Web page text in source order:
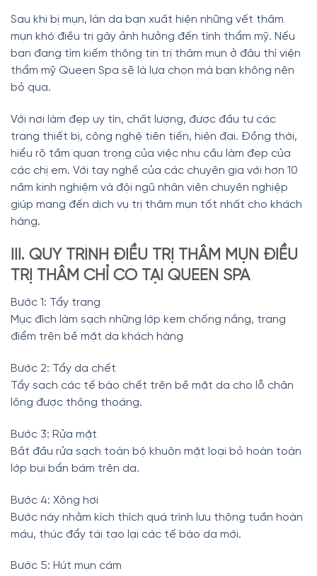
Sau khi bị mụn, làn da bạn xuất hiện những vết thâm
mụn khó điều trị gây ảnh hưởng đến tính thẩm mỹ. Nếu
bạn đang tìm kiếm thông tin trị thâm mụn ở đâu thì viện
thẩm mỹ Queen Spa sẽ là lựa chọn mà bạn không nên
bỏ qua.
Với nơi làm đẹp uy tín, chất lượng, được đầu tư các
trang thiết bị, công nghệ tiên tiến, hiện đại. Đồng thời,
hiểu rõ tầm quan trọng của việc nhu cầu làm đẹp của
các chị em. Với tay nghề của các chuyên gia với hơn 10
năm kinh nghiệm và đội ngũ nhân viên chuyên nghiệp
giúp mang đến dịch vụ trị thâm mụn tốt nhất cho khách
hàng.
III. QUY TRÌNH ĐIỀU TRỊ THÂM MỤN ĐIỀU
TRỊ THÂM CHỈ CÓ TẠI QUEEN SPA
Bước 1: Tẩy trang
Mục đích làm sạch những lớp kem chống nắng, trang
điểm trên bề mặt da khách hàng
Bước 2: Tẩy da chết
Tẩy sạch các tế bào chết trên bề mặt da cho lỗ chân
lông được thông thoáng.
Bước 3: Rửa mặt
Bắt đầu rửa sạch toàn bộ khuôn mặt loại bỏ hoàn toàn
lớp bụi bẩn bám trên da.
Bước 4: Xông hơi
Bước này nhằm kích thích quá trình lưu thông tuần hoàn
máu, thúc đẩy tái tạo lại các tế bào da mới.
Bước 5: Hút mụn cám